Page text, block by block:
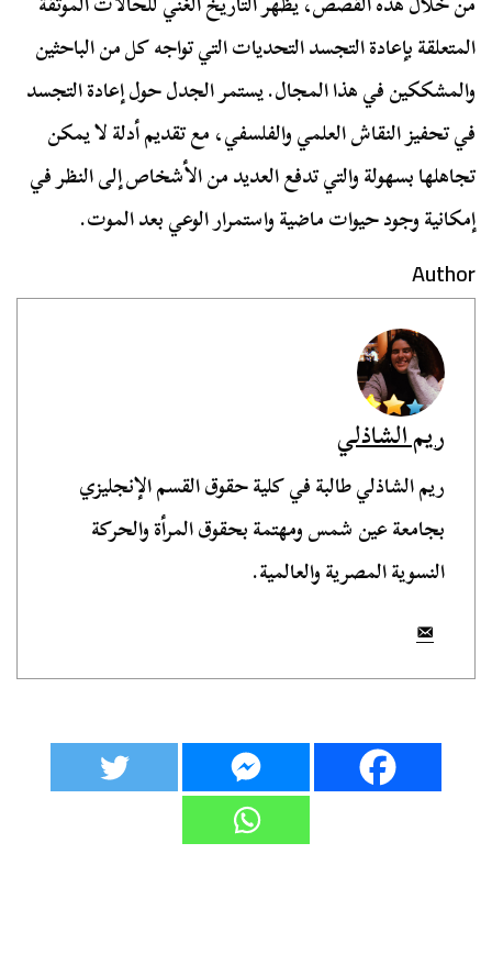
المتعلقة بإعادة التجسد التحديات التي تواجه كل من الباحثين
والمشككين في هذا المجال. يستمر الجدل حول إعادة التجسد
في تحفيز النقاش العلمي والفلسفي، مع تقديم أدلة لا يمكن
تجاهلها بسهولة والتي تدفع العديد من الأشخاص إلى النظر في
إمكانية وجود حيوات ماضية واستمرار الوعي بعد الموت.
Author
ريم الشاذلي
ريم الشاذلي طالبة في كلية حقوق القسم الإنجليزي
بجامعة عين شمس ومهتمة بحقوق المرأة والحركة
النسوية المصرية والعالمية.